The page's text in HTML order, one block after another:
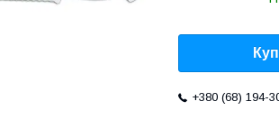
+380 (68) 194-